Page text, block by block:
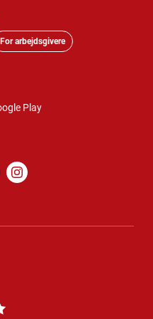
For arbejdsgivere